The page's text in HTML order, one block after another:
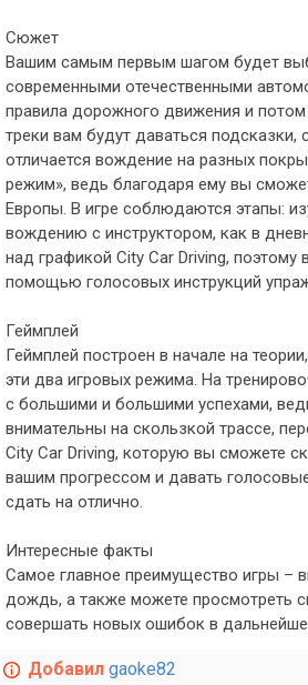
Сюжет
Вашим самым первым шагом будет
современными отечественными
правила дорожного движения и
треки вам будут даваться
отличается вождение на разных
режим», ведь благодаря ему вы
Европы. В игре соблюдаются этапы:
вождению с инструктором, как в
над графикой City Car Driving,
помощью голосовых инструкций
Геймплей
Геймплей построен в начале на
эти два игровых режима. На
с большими и большими успехами,
внимательны на скользкой трассе,
City Car Driving, которую вы сможете
вашим прогрессом и давать
сдать на отлично.
Интересные факты
Самое главное преимущество игры –
дождь, а также можете просмотреть
совершать новых ошибок в
Добавил gaoke82